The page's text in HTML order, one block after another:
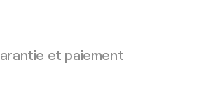
et paiement